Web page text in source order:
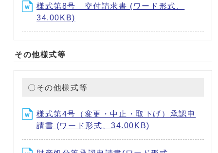
様式第8号 交付請求書 (ワード形式、
34.00KB)
その他様式等
〇その他様式等
様式第4号（変更・中止・取下げ）承認申
請書 (ワード形式、34.00KB)